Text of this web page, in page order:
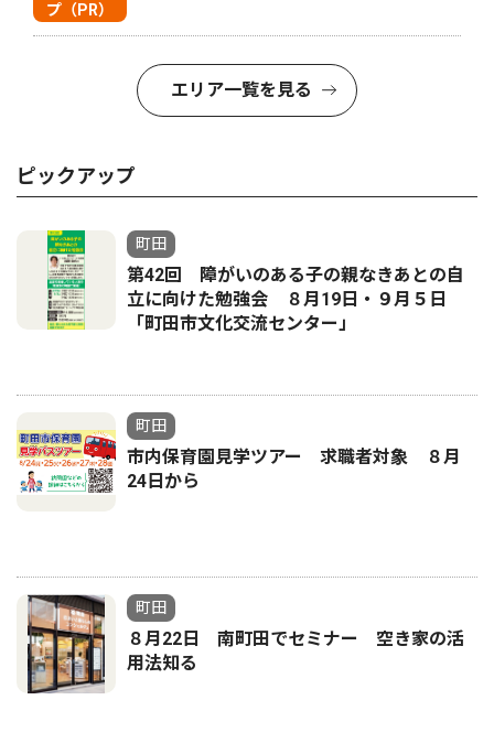
プ（PR）
エリア一覧を見る
ピックアップ
町田
第42回 障がいのある子の親なきあとの自
立に向けた勉強会 ８月19日・９月５日
「町田市文化交流センター」
町田
市内保育園見学ツアー 求職者対象 ８月
24日から
町田
８月22日 南町田でセミナー 空き家の活
用法知る